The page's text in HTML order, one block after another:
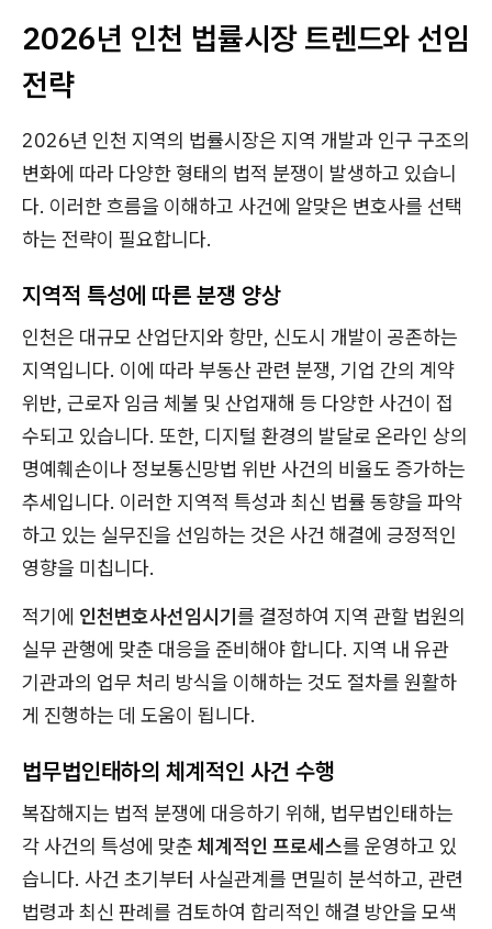
2026년 인천 법률시장 트렌드와 선임
전략
2026년 인천 지역의 법률시장은 지역 개발과 인구 구조의
변화에 따라 다양한 형태의 법적 분쟁이 발생하고 있습니
다. 이러한 흐름을 이해하고 사건에 알맞은 변호사를 선택
하는 전략이 필요합니다.
지역적 특성에 따른 분쟁 양상
인천은 대규모 산업단지와 항만, 신도시 개발이 공존하는
지역입니다. 이에 따라 부동산 관련 분쟁, 기업 간의 계약
위반, 근로자 임금 체불 및 산업재해 등 다양한 사건이 접
수되고 있습니다. 또한, 디지털 환경의 발달로 온라인 상의
명예훼손이나 정보통신망법 위반 사건의 비율도 증가하는
추세입니다. 이러한 지역적 특성과 최신 법률 동향을 파악
하고 있는 실무진을 선임하는 것은 사건 해결에 긍정적인
영향을 미칩니다.
적기에 인천변호사선임시기를 결정하여 지역 관할 법원의
실무 관행에 맞춘 대응을 준비해야 합니다. 지역 내 유관
기관과의 업무 처리 방식을 이해하는 것도 절차를 원활하
게 진행하는 데 도움이 됩니다.
법무법인태하의 체계적인 사건 수행
복잡해지는 법적 분쟁에 대응하기 위해, 법무법인태하는
각 사건의 특성에 맞춘 체계적인 프로세스를 운영하고 있
습니다. 사건 초기부터 사실관계를 면밀히 분석하고, 관련
법령과 최신 판례를 검토하여 합리적인 해결 방안을 모색